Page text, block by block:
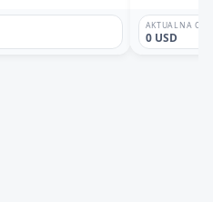
AKTUALNA
0 USD